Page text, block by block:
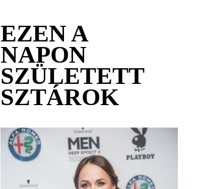
EZEN A
NAPON
SZÜLETETT
SZTÁROK